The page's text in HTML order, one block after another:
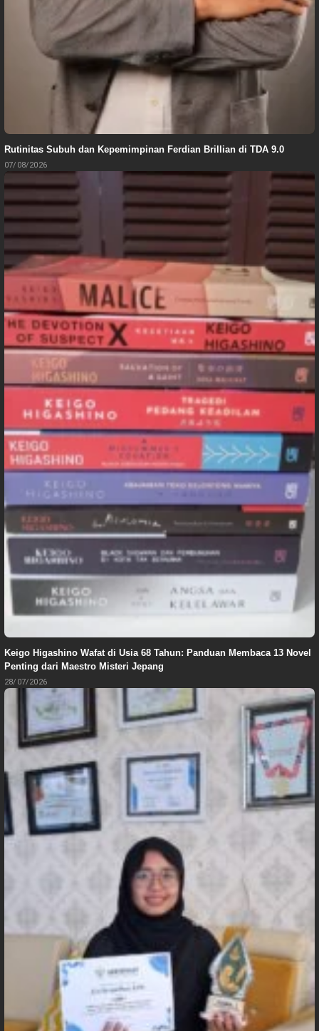
Rutinitas Subuh dan Kepemimpinan Ferdian Brillian di TDA 9.0
07/08/2026
Keigo Higashino Wafat di Usia 68 Tahun: Panduan Membaca 13 Novel
Penting dari Maestro Misteri Jepang
28/07/2026